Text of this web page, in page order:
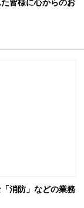
皆様に心からのお
消防」などの業務